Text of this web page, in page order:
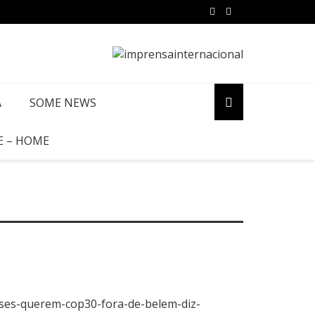
SOME NEWS
– HOME
querem-cop30-fora-de-belem-diz-